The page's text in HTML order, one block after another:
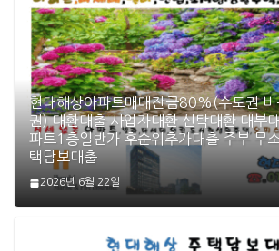
현대해상아파트매매잔금80%(수도권 비
권) 대환대출 사업자대환 신탁대환 대부
파트1층일반가 후순위추가대출 주부 무
택담보대출
2026년 6월 22일